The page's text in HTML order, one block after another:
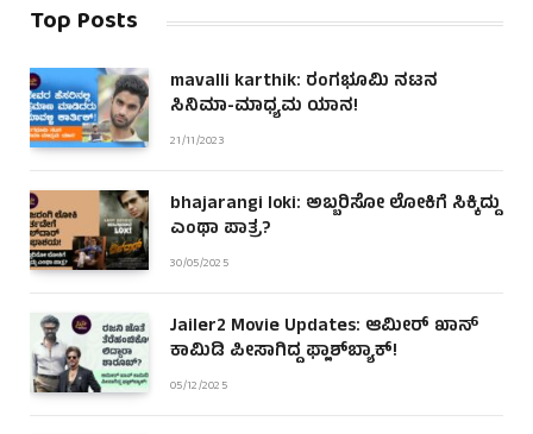
Top Posts
mavalli karthik: ರಂಗಭೂಮಿ ನಟನ
ಸಿನಿಮಾ-ಮಾಧ್ಯಮ ಯಾನ!
21/11/2023
bhajarangi loki: ಅಬ್ಬರಿಸೋ ಲೋಕಿಗೆ ಸಿಕ್ಕಿದ್ದು
ಎಂಥಾ ಪಾತ್ರ?
30/05/2025
Jailer2 Movie Updates: ಆಮೀರ್ ಖಾನ್
ಕಾಮಿಡಿ ಪೀಸಾಗಿದ್ದ ಫ್ಲಾಶ್‌ಬ್ಯಾಕ್!
05/12/2025